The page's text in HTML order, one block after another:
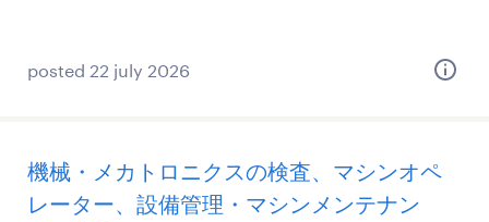
posted 22 july 2026
機械・メカトロニクスの検査、マシンオペ
レーター、設備管理・マシンメンテナン